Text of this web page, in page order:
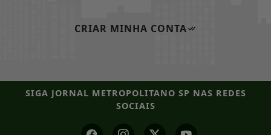
CRIAR MINHA CONTA
SIGA JORNAL METROPOLITANO SP NAS REDES
SOCIAIS